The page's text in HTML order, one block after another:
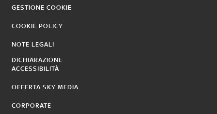
GESTIONE COOKIE
COOKIE POLICY
NOTE LEGALI
DICHIARAZIONE
ACCESSIBILITÀ
OFFERTA SKY MEDIA
CORPORATE